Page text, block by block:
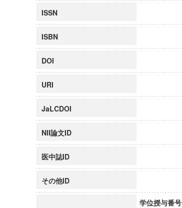
ISSN
ISBN
DOI
URI
JaLCDOI
NII論文ID
医中誌ID
その他ID
学位授与番号